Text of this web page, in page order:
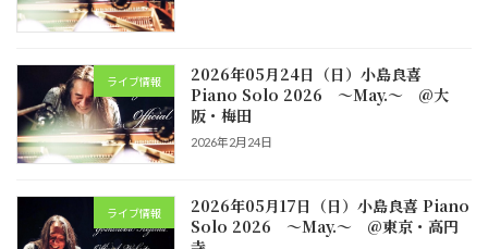
ライブ情報
2026年05月24日（日）小島良喜
Piano Solo 2026 ～May.～ @大
阪・梅田
2026年2月24日
ライブ情報
2026年05月17日（日）小島良喜 Piano
Solo 2026 ～May.～ @東京・高円